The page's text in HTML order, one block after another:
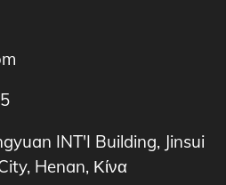
INT'I Building, Jinsui
Henan, Κίνα